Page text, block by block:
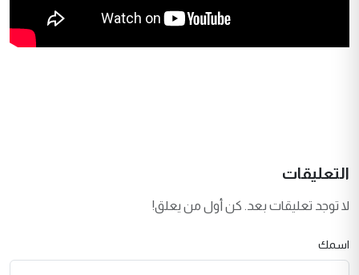
التعليقات
لا توجد تعليقات بعد. كن أول من يعلق!
اسمك